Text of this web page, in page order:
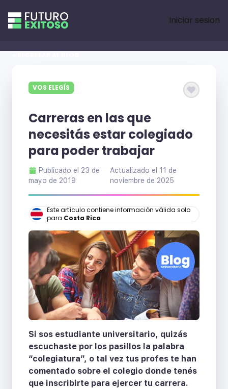
Iniciar sesion
VOS ELEGÍS
Carreras en las que
necesitás estar colegiado
para poder trabajar
Publicado el 23 de
mayo de 2019
Actualizado el 11 de
noviembre de 2025
Este artículo contiene información válida solo
para Costa Rica
Si sos estudiante universitario, quizás
escuchaste por los pasillos la palabra
“colegiatura”, o tal vez tus profes te han
comentado sobre el colegio donde tenés
que inscribirte para ejercer tu carrera.